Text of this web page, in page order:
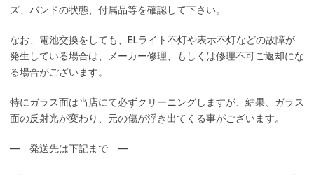
ズ、バンドの状態、付属品等を確認して下さい。
なお、電池交換をしても、ELライト不灯や表示不灯などの故障が
発生している場合は、メーカー修理、もしくは修理不可ご返却にな
る場合がございます。
特にガラス面は当店にて必ずクリーニングしますが、結果、ガラス
面の反射光が変わり、元の傷が浮き出てくる事がございます。
— 発送先は下記まで —